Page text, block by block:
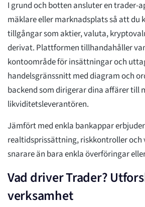
I grund och botten ansluter en trader-
mäklare eller marknadsplats så att du
tillgångar som aktier, valuta,
derivat. Plattformen tillhandahåller
kontoområde för insättningar och
handelsgränssnitt med diagram och
backend som dirigerar dina affärer till
likviditetsleverantören.
Jämfört med enkla bankappar
realtidsprissättning, riskkontroller och
snarare än bara enkla överföringar
Vad driver Trader?
verksamhet